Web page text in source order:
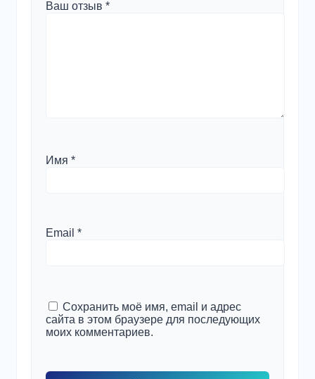
Ваш отзыв *
Имя *
Email *
Сохранить моё имя, email и адрес
сайта в этом браузере для последующих
моих комментариев.